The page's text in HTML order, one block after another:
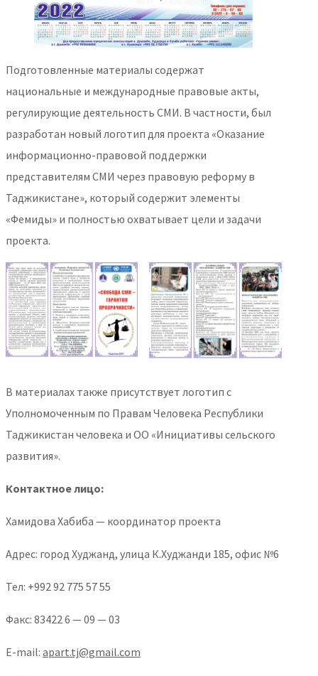
Подготовленные материалы содержат
национальные и международные правовые акты,
регулирующие деятельность СМИ. В частности, был
разработан новый логотип для проекта «Оказание
информационно-правовой поддержки
представителям СМИ через правовую реформу в
Таджикистане», который содержит элементы
«Фемиды» и полностью охватывает цели и задачи
проекта.
В материалах также присутствует логотип c
Уполномоченным по Правам Человека Республики
Таджикистан человека и ОО «Инициативы сельского
развития».
Контактное лицо:
Хамидова Хабиба — координатор проекта
Адрес: город Худжанд, улица К.Худжанди 185, офис №6
Тел: +992 92 775 57 55
Факс: 83422 6 — 09 — 03
E-mail: apart.tj@gmail.com